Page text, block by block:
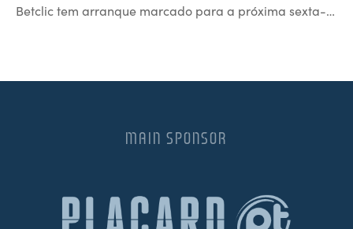
Betclic tem arranque marcado para a próxima sexta-…
MAIN SPONSOR